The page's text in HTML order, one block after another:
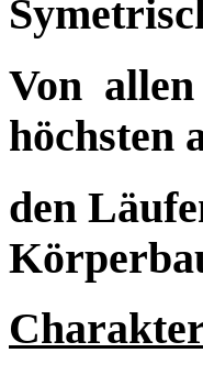
Von allen
höchsten
den